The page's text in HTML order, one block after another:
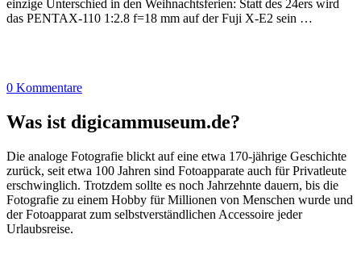
einzige Unterschied in den Weihnachtsferien: Statt des 24ers wird
das PENTAX-110 1:2.8 f=18 mm auf der Fuji X-E2 sein …
0 Kommentare
Was ist digicammuseum.de?
Die analoge Fotografie blickt auf eine etwa 170-jährige Geschichte
zurück, seit etwa 100 Jahren sind Fotoapparate auch für Privatleute
erschwinglich. Trotzdem sollte es noch Jahrzehnte dauern, bis die
Fotografie zu einem Hobby für Millionen von Menschen wurde und
der Fotoapparat zum selbstverständlichen Accessoire jeder
Urlaubsreise.